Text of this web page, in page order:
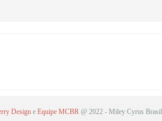
Designe Equipe MCBR @ 2022 - Miley Cyrus Brasil.